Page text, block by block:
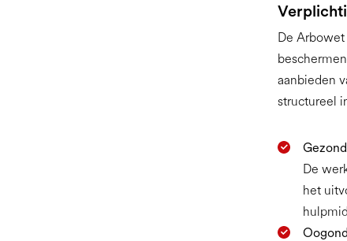
De
aanbieden
structureel
De
het